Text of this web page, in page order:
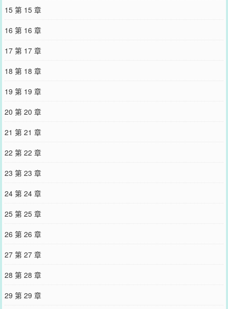
选择温柔一些。-后来，有同事发现两人竟是旧情人，纷纷跑来八卦，
问苏遇跟前男友共事是一种怎样的体验。苏遇撇了一眼转角处的阴
影：“没什么啊，都过去了。”当天下午，有人看到傅修宁把苏遇死死
困在办公桌前沉着脸逼问：“真过去了？”男人咬牙切齿：“可我过不
去！”-可到底不是十八九岁，苏遇没再陷进去。某天，苏遇突然发现
工作邮箱里多了一封通知她离职的邮件。当天下午，全公司看着苏遇
气势汹汹闯进总裁办公室，把做好的表格摔在办公桌上：“你凭什么开
除我？”西装革履的男人都没抬一下：“我想换个秘书，给你调岗，你
当我秘书我没法静下心工作。”“？”苏遇觉得荒唐：“这算什么理由，想
给我穿小鞋直说！”傅修宁手上动作微顿，抬起头平静地看了她几秒：
“我如果想给你穿小鞋，你今天根本没机会站在这。”顿了顿，男人滚
了滚喉结，认命似的轻叹了声，嗓音温柔缱绻：“遇遇，懂不懂什么是
色令智昏？”赶在第一现场吃瓜的众人：！！！我去！好大一口瓜！
您要是觉得《
朋友推荐哦！
15 第 15 章
16 第 16 章
17 第 17 章
18 第 18 章
19 第 19 章
20 第 20 章
21 第 21 章
22 第 22 章
23 第 23 章
24 第 24 章
25 第 25 章
26 第 26 章
27 第 27 章
28 第 28 章
29 第 29 章